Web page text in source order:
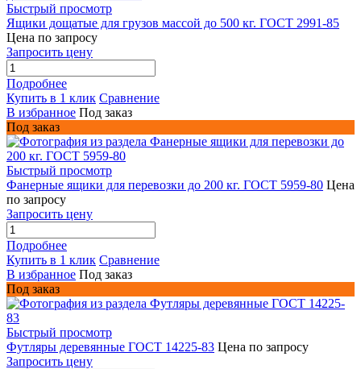
Быстрый просмотр
Ящики дощатые для грузов массой до 500 кг. ГОСТ 2991-85
Цена по запросу
Запросить цену
Подробнее
Купить в 1 клик Сравнение
В избранное Под заказ
Под заказ
Быстрый просмотр
Фанерные ящики для перевозки до 200 кг. ГОСТ 5959-80 Цена
по запросу
Запросить цену
Подробнее
Купить в 1 клик Сравнение
В избранное Под заказ
Под заказ
Быстрый просмотр
Футляры деревянные ГОСТ 14225-83 Цена по запросу
Запросить цену